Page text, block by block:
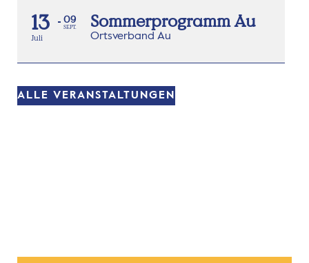
13
Juli
09
SEPT. Sommerprogramm Au
Ortsverband Au
ALLE VERANSTALTUNGEN